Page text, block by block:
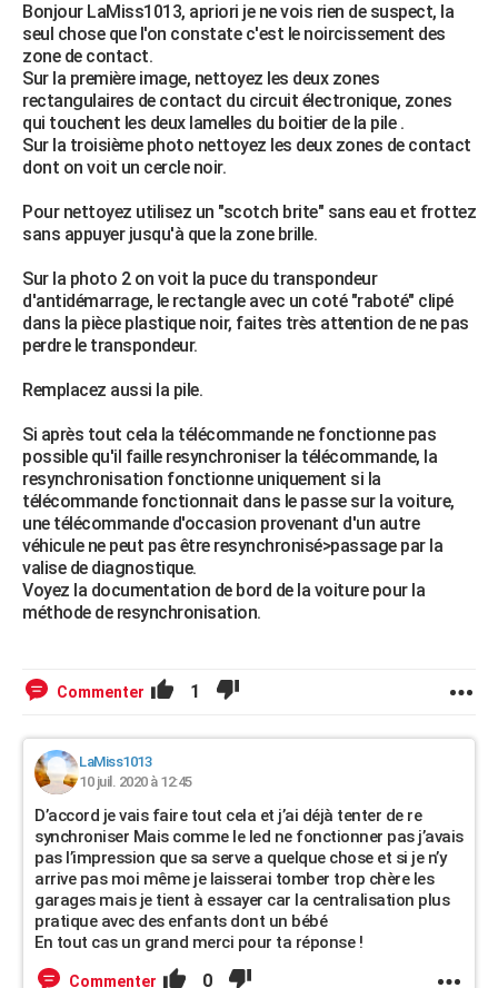
Bonjour LaMiss1013, apriori je ne vois rien de suspect, la
seul chose que l'on constate c'est le noircissement des
zone de contact.
Sur la première image, nettoyez les deux zones
rectangulaires de contact du circuit électronique, zones
qui touchent les deux lamelles du boitier de la pile .
Sur la troisième photo nettoyez les deux zones de contact
dont on voit un cercle noir.
Pour nettoyez utilisez un "scotch brite" sans eau et frottez
sans appuyer jusqu'à que la zone brille.
Sur la photo 2 on voit la puce du transpondeur
d'antidémarrage, le rectangle avec un coté "raboté" clipé
dans la pièce plastique noir, faites très attention de ne pas
perdre le transpondeur.
Remplacez aussi la pile.
Si après tout cela la télécommande ne fonctionne pas
possible qu'il faille resynchroniser la télécommande, la
resynchronisation fonctionne uniquement si la
télécommande fonctionnait dans le passe sur la voiture,
une télécommande d'occasion provenant d'un autre
véhicule ne peut pas être resynchronisé>passage par la
valise de diagnostique.
Voyez la documentation de bord de la voiture pour la
méthode de resynchronisation.
Commenter 1
LaMiss1013
10 juil. 2020 à 12:45
D’accord je vais faire tout cela et j’ai déjà tenter de re
synchroniser Mais comme le led ne fonctionner pas j’avais
pas l’impression que sa serve a quelque chose et si je n’y
arrive pas moi même je laisserai tomber trop chère les
garages mais je tient à essayer car la centralisation plus
pratique avec des enfants dont un bébé
En tout cas un grand merci pour ta réponse !
Commenter 0